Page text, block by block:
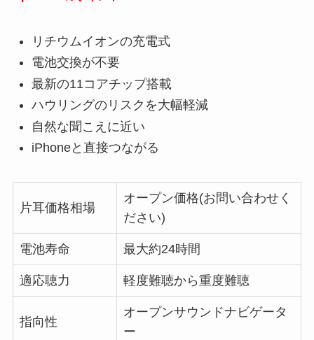
リチウムイオンの充電式
電池交換が不要
最新の11コアチップ搭載
ハウリングのリスクを大幅軽減
自然な聞こえに近い
iPhoneと直接つながる
片耳価格相場
オープン価格(お問い合わせく
ださい)
電池寿命 最大約24時間
適応聴力 軽度難聴から重度難聴
指向性
オープンサウンドナビゲータ
ー